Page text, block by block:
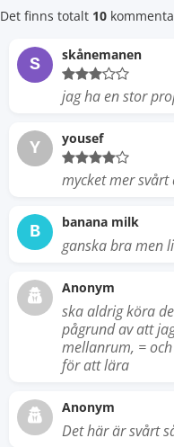
Det finns totalt 10
S skånemanen
jag ha en stor
Y yousef
mycket mer
B banana milk
ganska bra men
Anonym
ska aldrig köra
pågrund av att
mellanrum, =
för att lära
Anonym
Det här är svårt